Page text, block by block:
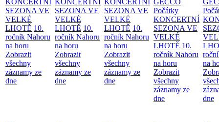
KONCERTNÍ
SEZONA VE
VELKÉ
LHOTĚ 10.
ročník Nahoru
na horu
Zobrazit
všechny
záznamy ze
dne
KONCERTNÍ
SEZONA VE
VELKÉ
LHOTĚ 10.
ročník Nahoru
na horu
Zobrazit
všechny
záznamy ze
dne
KONCERTNÍ
SEZONA VE
VELKÉ
LHOTĚ 10.
ročník Nahoru
na horu
Zobrazit
všechny
záznamy ze
dne
GECCO
Počátky
KONCERTNÍ
SEZONA VE
VELKÉ
LHOTĚ 10.
ročník Nahoru
na horu
Zobrazit
všechny
záznamy ze
dne
na
dne